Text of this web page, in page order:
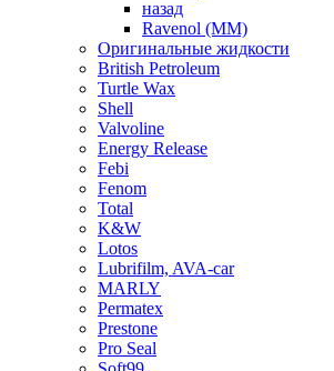
назад
Ravenol (ММ)
Оригинальные жидкости
British Petroleum
Turtle Wax
Shell
Valvoline
Energy Release
Febi
Fenom
Total
K&W
Lotos
Lubrifilm, AVA-car
MARLY
Permatex
Prestone
Pro Seal